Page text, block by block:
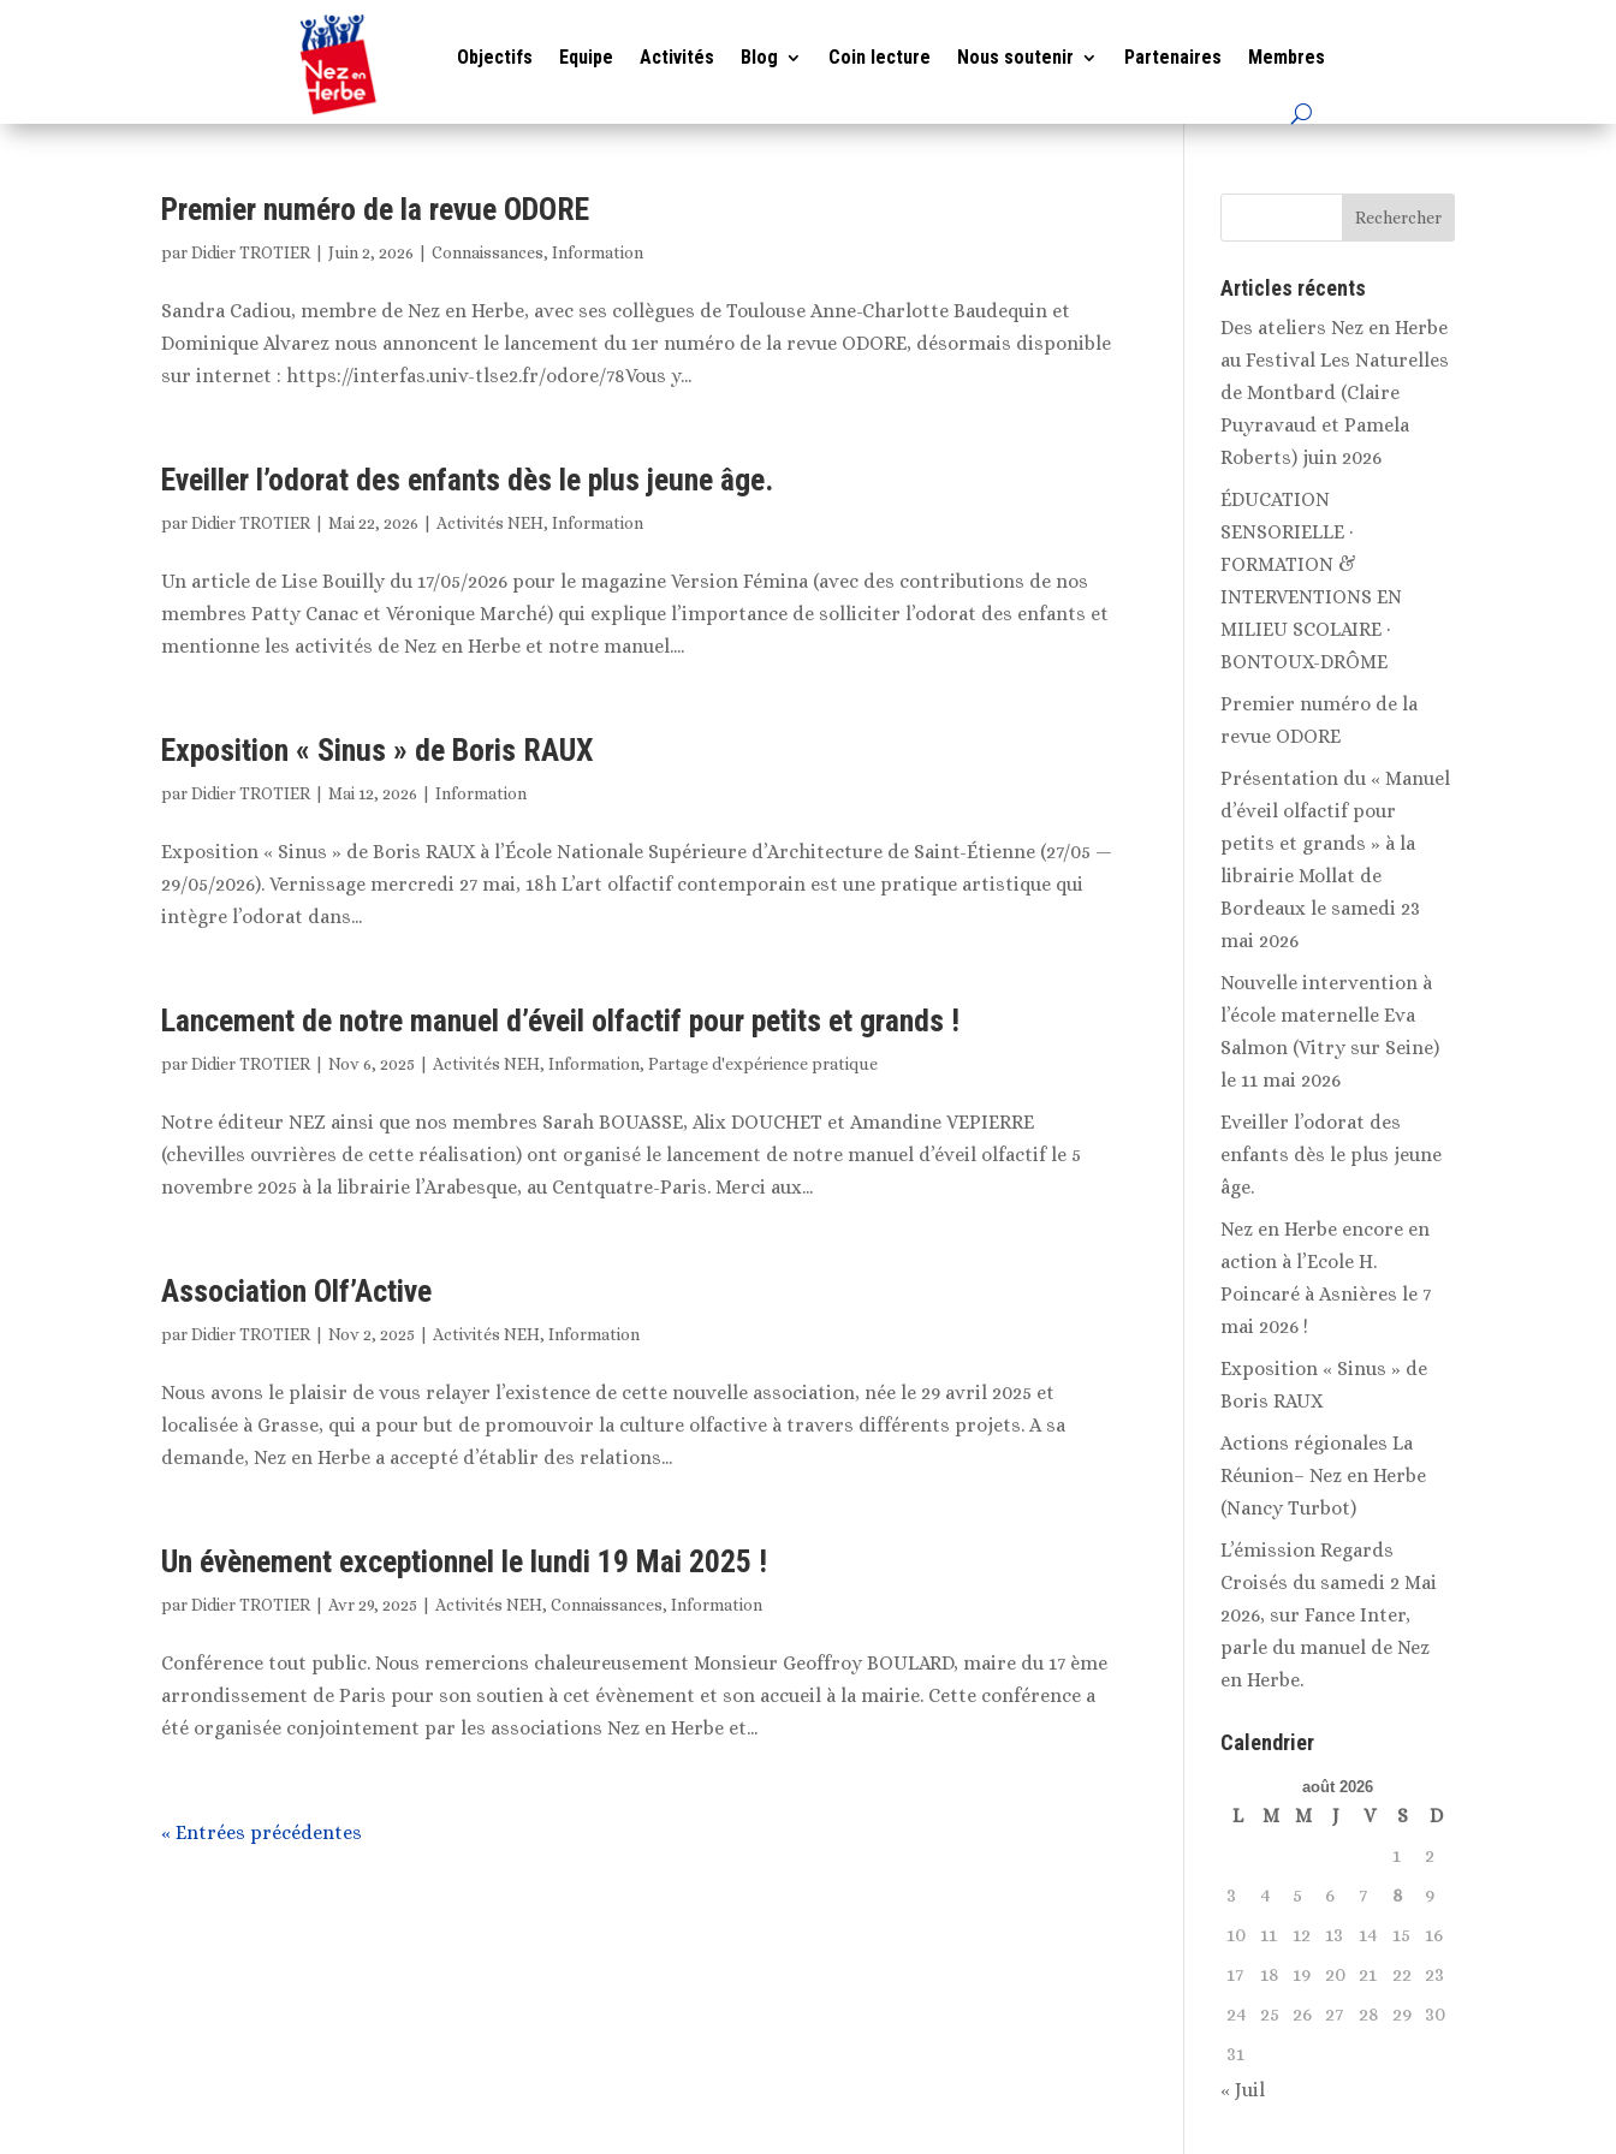
Objectifs Equipe Activités Blog Coin lecture Nous soutenir Partenaires Membres
Premier numéro de la revue ODORE
parDidier TROTIER|Juin 2, 2026 |Connaissances,Information
Sandra Cadiou, membre de Nez en Herbe, avec ses collègues de Toulouse Anne-Charlotte Baudequin et
Dominique Alvarez nous annoncent le lancement du 1er numéro de la revue ODORE, désormais disponible
sur internet : https://interfas.univ-tlse2.fr/odore/78Vous y...
Eveiller l’odorat des enfants dès le plus jeune âge.
parDidier TROTIER|Mai 22, 2026 |Activités NEH,Information
Un article de Lise Bouilly du 17/05/2026 pour le magazine Version Fémina (avec des contributions de nos
membres Patty Canac et Véronique Marché) qui explique l’importance de solliciter l’odorat des enfants et
mentionne les activités de Nez en Herbe et notre manuel....
Exposition « Sinus » de Boris RAUX
parDidier TROTIER|Mai 12, 2026 |Information
Exposition « Sinus » de Boris RAUX à l’École Nationale Supérieure d’Architecture de Saint-Étienne (27/05 —
29/05/2026). Vernissage mercredi 27 mai, 18h L’art olfactif contemporain est une pratique artistique qui
intègre l’odorat dans...
Lancement de notre manuel d’éveil olfactif pour petits et grands !
parDidier TROTIER|Nov 6, 2025 |Activités NEH,Information,Partage d'expérience pratique
Notre éditeur NEZ ainsi que nos membres Sarah BOUASSE, Alix DOUCHET et Amandine VEPIERRE
(chevilles ouvrières de cette réalisation) ont organisé le lancement de notre manuel d’éveil olfactif le 5
novembre 2025 à la librairie l’Arabesque, au Centquatre-Paris. Merci aux...
Association Olf’Active
parDidier TROTIER|Nov 2, 2025 |Activités NEH,Information
Nous avons le plaisir de vous relayer l’existence de cette nouvelle association, née le 29 avril 2025 et
localisée à Grasse, qui a pour but de promouvoir la culture olfactive à travers différents projets. A sa
demande, Nez en Herbe a accepté d’établir des relations...
Un évènement exceptionnel le lundi 19 Mai 2025 !
parDidier TROTIER|Avr 29, 2025 |Activités NEH,Connaissances,Information
Conférence tout public. Nous remercions chaleureusement Monsieur Geoffroy BOULARD, maire du 17 ème
arrondissement de Paris pour son soutien à cet évènement et son accueil à la mairie. Cette conférence a
été organisée conjointement par les associations Nez en Herbe et...
« Entrées précédentes
Articles récents
Des ateliers Nez en Herbe
au Festival Les Naturelles
de Montbard (Claire
Puyravaud et Pamela
Roberts) juin 2026
ÉDUCATION
SENSORIELLE ·
FORMATION &
INTERVENTIONS EN
MILIEU SCOLAIRE ·
BONTOUX-DRÔME
Premier numéro de la
revue ODORE
Présentation du « Manuel
d’éveil olfactif pour
petits et grands » à la
librairie Mollat de
Bordeaux le samedi 23
mai 2026
Nouvelle intervention à
l’école maternelle Eva
Salmon (Vitry sur Seine)
le 11 mai 2026
Eveiller l’odorat des
enfants dès le plus jeune
âge.
Nez en Herbe encore en
action à l’Ecole H.
Poincaré à Asnières le 7
mai 2026 !
Exposition « Sinus » de
Boris RAUX
Actions régionales La
Réunion– Nez en Herbe
(Nancy Turbot)
L’émission Regards
Croisés du samedi 2 Mai
2026, sur Fance Inter,
parle du manuel de Nez
en Herbe.
Calendrier
août 2026
L M M J V S
D
1
2
3
4 5 6 7 8
9
10
11 12 13 14 15
16
17
18 19 20 21 22
23
24
25 26 27 28 29
30
31
« Juil